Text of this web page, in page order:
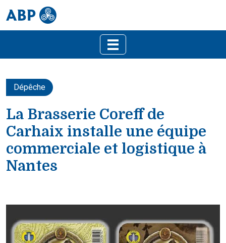
Dépêche
La Brasserie Coreff de
Carhaix installe une équipe
commerciale et logistique à
Nantes